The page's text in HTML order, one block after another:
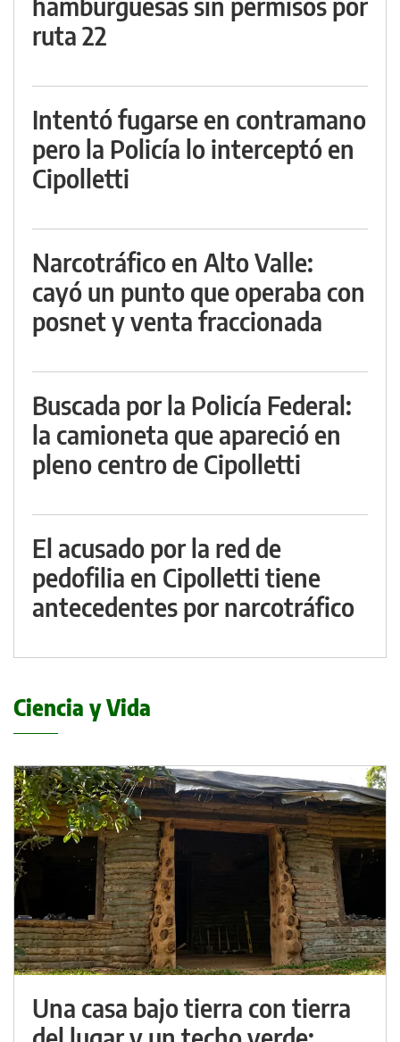
ruta 22
Intentó fugarse en contramano
pero la Policía lo interceptó en
Cipolletti
Narcotráfico en Alto Valle:
cayó un punto que operaba con
posnet y venta fraccionada
Buscada por la Policía Federal:
la camioneta que apareció en
pleno centro de Cipolletti
El acusado por la red de
pedofilia en Cipolletti tiene
antecedentes por narcotráfico
Ciencia y Vida
Una casa bajo tierra con tierra